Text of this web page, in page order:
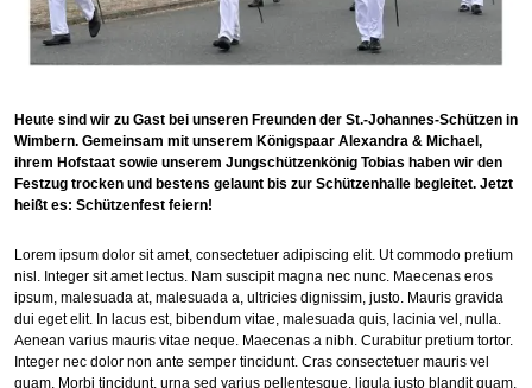
Heute sind wir zu Gast bei unseren Freunden der St.-Johannes-Schützen in
Wimbern. Gemeinsam mit unserem Königspaar Alexandra & Michael,
ihrem Hofstaat sowie unserem Jungschützenkönig Tobias haben wir den
Festzug trocken und bestens gelaunt bis zur Schützenhalle begleitet. Jetzt
heißt es: Schützenfest feiern!
Lorem ipsum dolor sit amet, consectetuer adipiscing elit. Ut commodo pretium
nisl. Integer sit amet lectus. Nam suscipit magna nec nunc. Maecenas eros
ipsum, malesuada at, malesuada a, ultricies dignissim, justo. Mauris gravida
dui eget elit. In lacus est, bibendum vitae, malesuada quis, lacinia vel, nulla.
Aenean varius mauris vitae neque. Maecenas a nibh. Curabitur pretium tortor.
Integer nec dolor non ante semper tincidunt. Cras consectetuer mauris vel
quam. Morbi tincidunt, urna sed varius pellentesque, ligula justo blandit quam,